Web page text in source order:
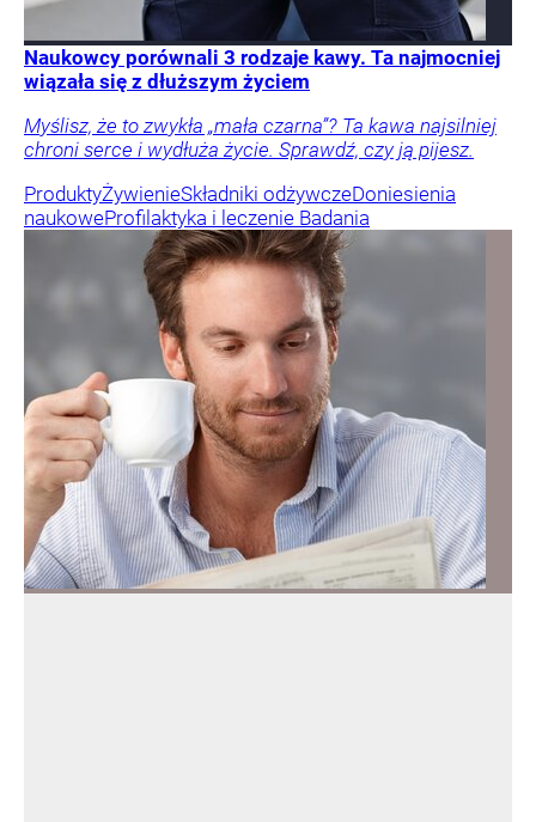
Naukowcy porównali 3 rodzaje kawy. Ta najmocniej
wiązała się z dłuższym życiem
Myślisz, że to zwykła „mała czarna”? Ta kawa najsilniej
chroni serce i wydłuża życie. Sprawdź, czy ją pijesz.
ProduktyŻywienieSkładniki odżywczeDoniesienia
naukoweProfilaktyka i leczenie Badania